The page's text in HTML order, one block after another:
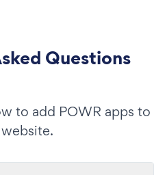
Questions
to add POWR apps to